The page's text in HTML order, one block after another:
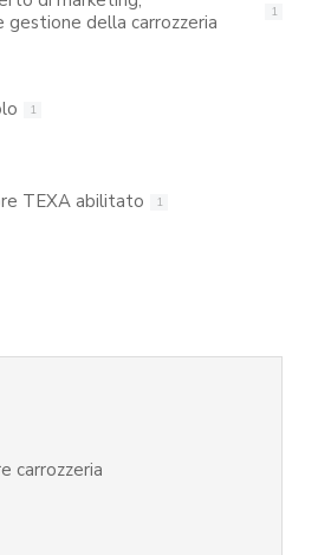
gestione della carrozzeria
1
1
TEXA abilitato 1
carrozzeria